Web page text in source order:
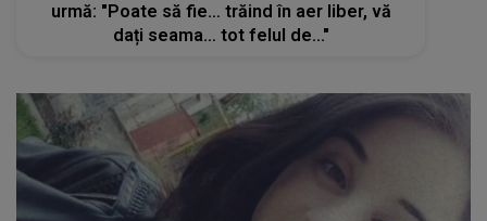
urmă: "Poate să fie… trăind în aer liber, vă
dați seama… tot felul de..."